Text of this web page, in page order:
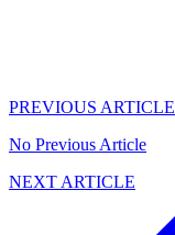
PREVIOUS ARTICLE
No Previous Article
NEXT ARTICLE